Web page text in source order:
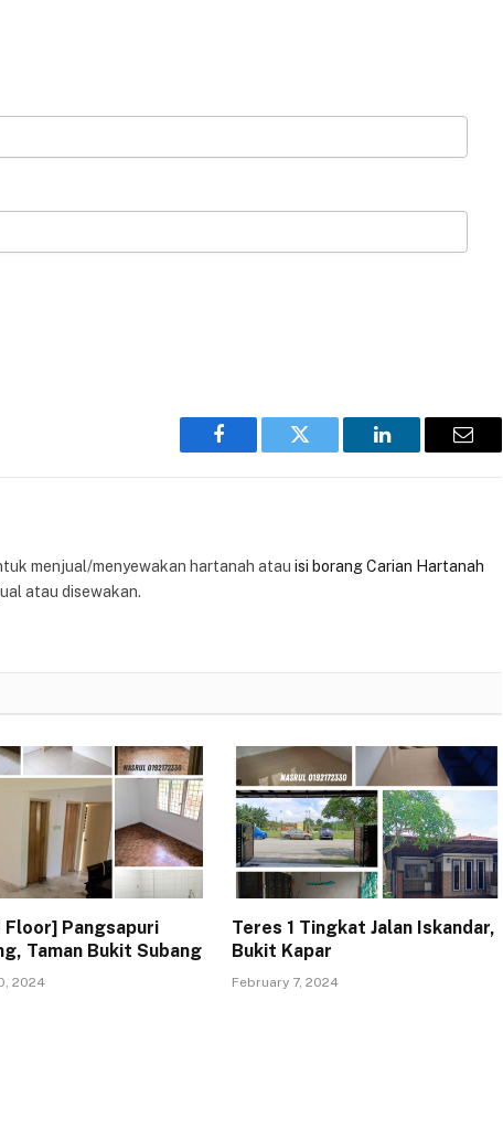
Facebook Twitter LinkedIn Email
menjual/menyewakan hartanah atau isi borang Carian Hartanah
atau disewakan.
Floor] Pangsapuri
Taman Bukit Subang
2024
Teres 1 Tingkat Jalan Iskandar,
Bukit Kapar
February 7, 2024